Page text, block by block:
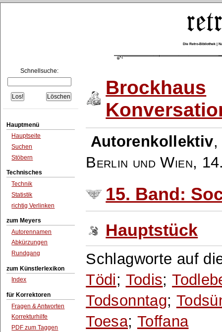
Die Retro-Bibliothek |
Schnellsuche:
Hauptmenü
Hauptseite
Suchen
Stöbern
Technisches
Technik
Statistik
richtig Verlinken
zum Meyers
Autorennamen
Abkürzungen
Rundgang
zum Künstlerlexikon
Index
für Korrektoren
Fragen & Antworten
Korrekturhilfe
PDF zum Taggen
Brockhaus
Autorenkollektiv
Berlin und Wien,
15. Band:
Hauptstück
Schlagworte auf
Tödi; Todis;
Todsonntag;
Toesa; Toffana